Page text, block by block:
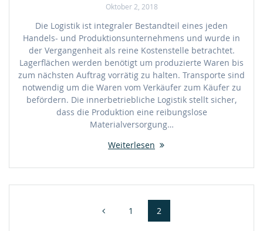
Oktober 2, 2018
Die Logistik ist integraler Bestandteil eines jeden
Handels- und Produktionsunternehmens und wurde in
der Vergangenheit als reine Kostenstelle betrachtet.
Lagerflächen werden benötigt um produzierte Waren bis
zum nächsten Auftrag vorrätig zu halten. Transporte sind
notwendig um die Waren vom Verkäufer zum Käufer zu
befördern. Die innerbetriebliche Logistik stellt sicher,
dass die Produktion eine reibungslose
Materialversorgung…
Weiterlesen
Beitragsnavigation
Seite
1 Seite
2